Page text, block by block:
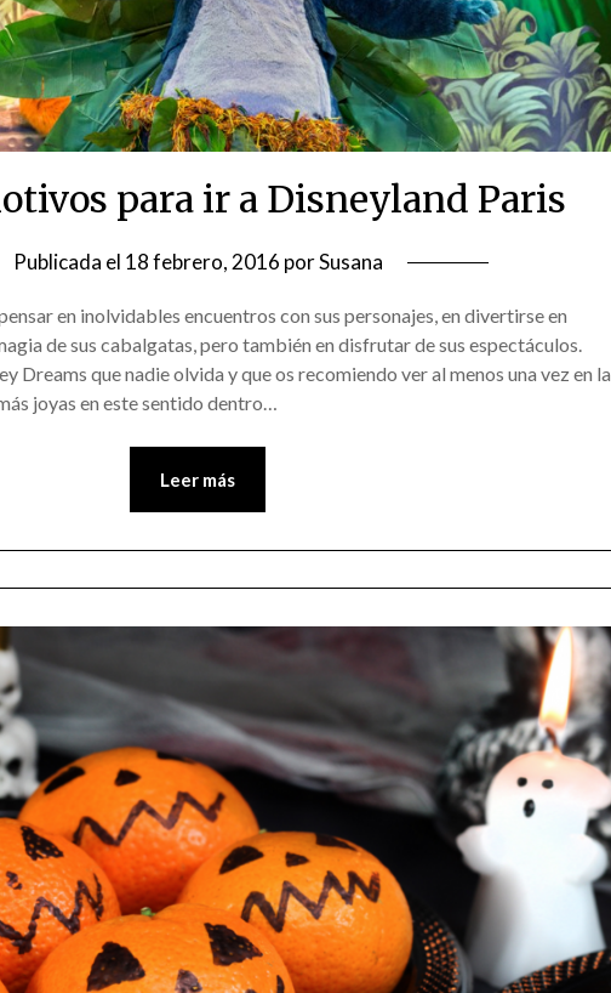
para ir a Disneyland Paris
Publicada el 18 febrero, 2016 porSusana
en inolvidables encuentros con sus personajes, en divertirse en
de sus cabalgatas, pero también en disfrutar de sus espectáculos.
Dreams que nadie olvida y que os recomiendo ver al menos una vez en la
joyas en este sentido dentro…
Leer más